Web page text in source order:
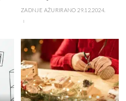
ZADNJE AŽURIRANO 29.12.2024.